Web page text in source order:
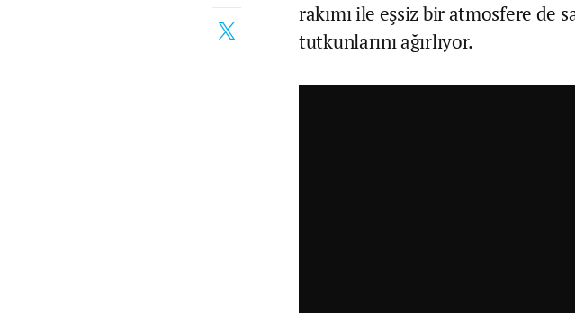
rakımı ile eşsiz bir atmosfere de
tutkunlarını ağırlıyor.